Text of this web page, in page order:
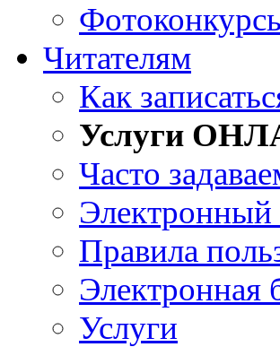
Читателям
Как
Услуги
Часто
Электронный
Правила
Электронная
Услуги